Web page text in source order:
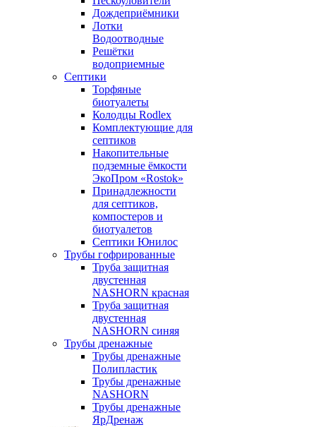
Дождеприёмники
Лотки
Водоотводные
Решётки
водоприемные
Септики
Торфяные
биотуалеты
Колодцы Rodlex
Комплектующие для
септиков
Накопительные
подземные ёмкости
ЭкоПром «Rostok»
Принадлежности
для септиков,
компостеров и
биотуалетов
Септики Юнилос
Трубы гофрированные
Труба защитная
двустенная
NASHORN красная
Труба защитная
двустенная
NASHORN синяя
Трубы дренажные
Трубы дренажные
Полипластик
Трубы дренажные
NASHORN
Трубы дренажные
ЯрДренаж